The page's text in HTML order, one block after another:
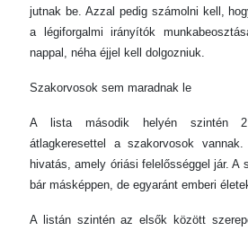
jutnak be. Azzal pedig számolni kell,
a légiforgalmi irányítók
nappal, néha éjjel kell dolgozniuk.
Szakorvosok sem maradnak le
A lista második helyén szintén
átlagkeresettel a szakorvosok
hivatás, amely óriási felelősséggel jár. A
bár másképpen, de egyaránt emberi
A listán szintén az elsők között